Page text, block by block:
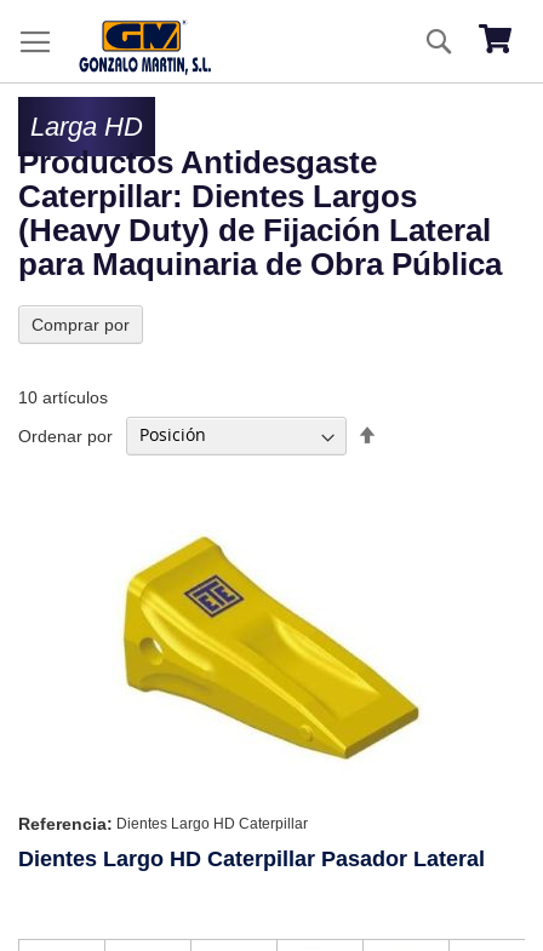
Mi
Buscar
Larga HD
Productos Antidesgaste
Caterpillar: Dientes Largos
(Heavy Duty) de Fijación Lateral
para Maquinaria de Obra Pública
10 artículos
Ordenar por
Referencia: Dientes Largo HD Caterpillar
Dientes Largo HD Caterpillar Pasador Lateral
Comprar por